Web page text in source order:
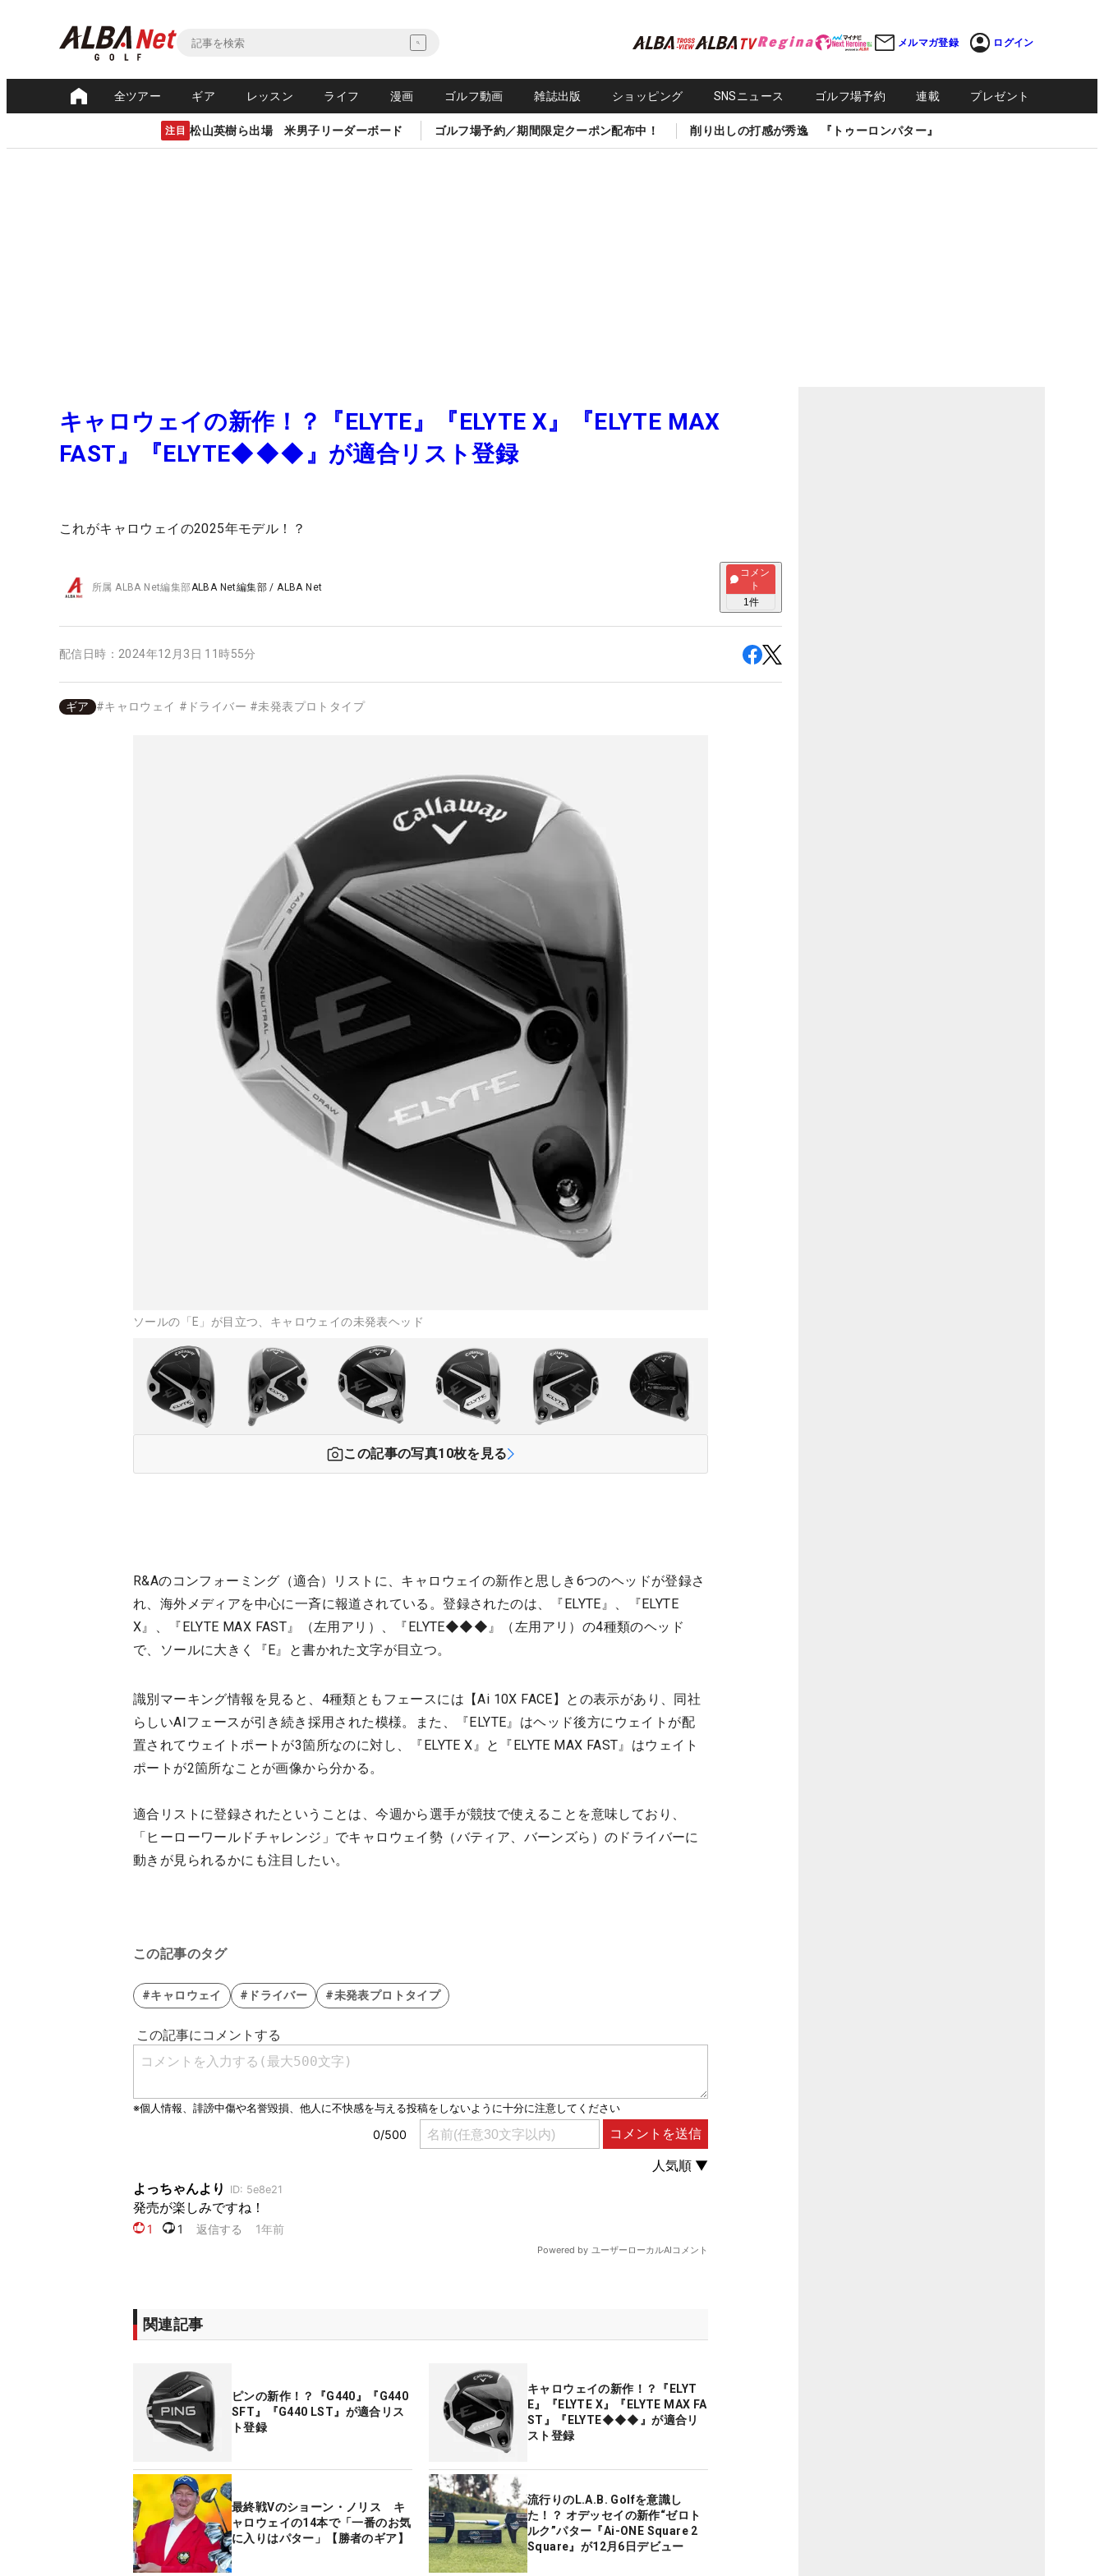
メルマガ登録 ログイン
全ツアー ギア レッスン ライフ 漫画 ゴルフ動画 雑誌出版 ショッピング SNSニュース ゴルフ場予約 連載 プレゼント
注目 松山英樹ら出場 米男子リーダーボード ゴルフ場予約／期間限定クーポン配布中！ 削り出しの打感が秀逸 『トゥーロンパター』
キャロウェイの新作！？『ELYTE』『ELYTE X』『ELYTE MAX
FAST』『ELYTE◆◆◆』が適合リスト登録
これがキャロウェイの2025年モデル！？
所属ALBA Net編集部ALBA Net編集部 /ALBA Net
コメン
ト
1件
配信日時： 2024年12月3日 11時55分
ギア #キャロウェイ # ドライバー #未発表プロトタイプ
ソールの「E」が目立つ、キャロウェイの未発表ヘッド
この記事の写真10枚を見る
R&Aのコンフォーミング（適合）リストに、キャロウェイの新作と思しき6つのヘッドが登録さ
れ、海外メディアを中心に一斉に報道されている。登録されたのは、『ELYTE』、『ELYTE
X』、『ELYTE MAX FAST』（左用アリ）、『ELYTE◆◆◆』（左用アリ）の4種類のヘッド
で、ソールに大きく『E』と書かれた文字が目立つ。
識別マーキング情報を見ると、4種類ともフェースには【Ai 10X FACE】との表示があり、同社
らしいAIフェースが引き続き採用された模様。また、『ELYTE』はヘッド後方にウェイトが配
置されてウェイトポートが3箇所なのに対し、『ELYTE X』と『ELYTE MAX FAST』はウェイト
ポートが2箇所なことが画像から分かる。
適合リストに登録されたということは、今週から選手が競技で使えることを意味しており、
「ヒーローワールドチャレンジ」でキャロウェイ勢（バティア、バーンズら）のドライバーに
動きが見られるかにも注目したい。
この記事のタグ
#キャロウェイ #ドライバー #未発表プロトタイプ
関連記事
ピンの新作！？『G440』『G440
SFT』『G440 LST』が適合リス
ト登録
キャロウェイの新作！？『ELYT
E』『ELYTE X』『ELYTE MAX FA
ST』『ELYTE◆◆◆』が適合リ
スト登録
最終戦Vのショーン・ノリス キ
ャロウェイの14本で「一番のお気
に入りはパター」【勝者のギア】
流行りのL.A.B. Golfを意識し
た！？ オデッセイの新作“ゼロト
ルク”パター『Ai-ONE Square 2
Square』が12月6日デビュー